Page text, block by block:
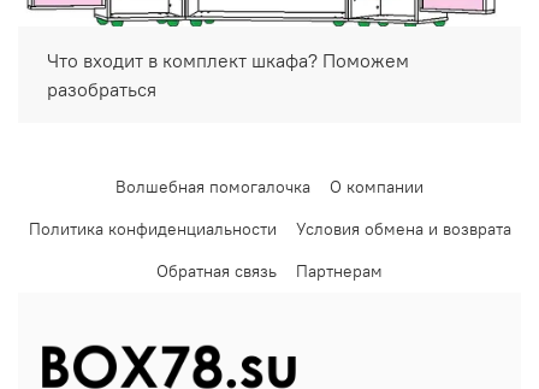
Что входит в комплект шкафа? Поможем
разобраться
Волшебная помогалочка
О компании
Политика конфиденциальности
Условия обмена и возврата
Обратная связь
Партнерам